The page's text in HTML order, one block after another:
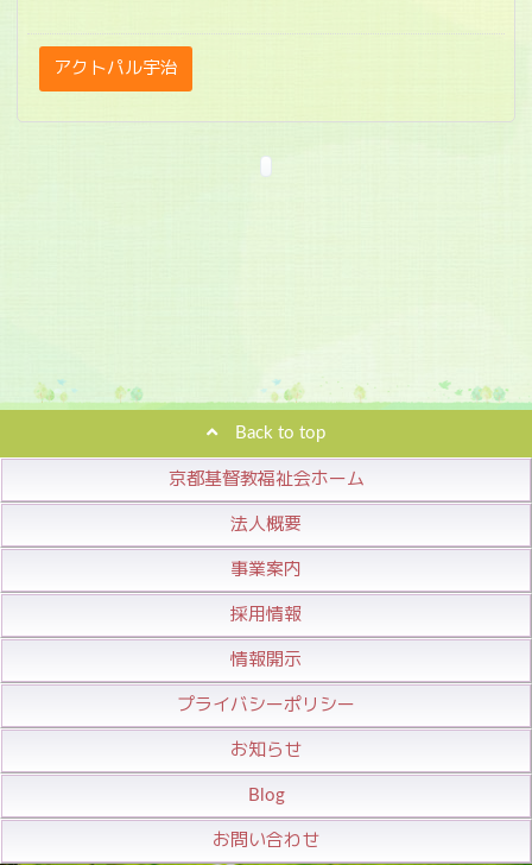
アクトパル宇治
Back to top
京都基督教福祉会ホーム
法人概要
事業案内
採用情報
情報開示
プライバシーポリシー
お知らせ
Blog
お問い合わせ